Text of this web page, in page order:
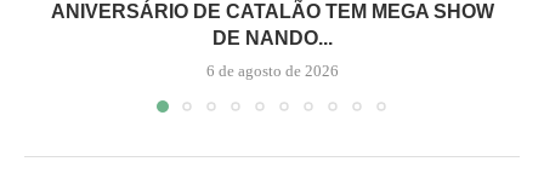
ANIVERSÁRIO DE CATALÃO TEM MEGA SHOW
DE NANDO...
6 de agosto de 2026